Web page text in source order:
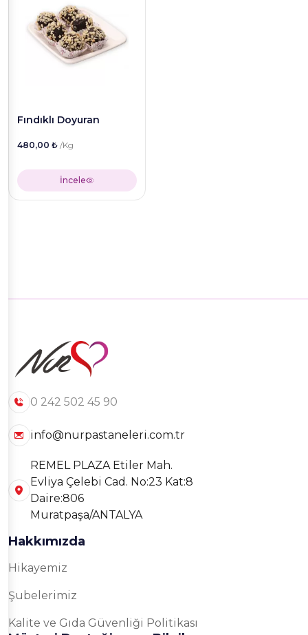
Fındıklı Doyuran
480,00 ₺ /Kg
İncele
0 242 502 45 90
info@nurpastaneleri.com.tr
REMEL PLAZA Etiler Mah.
Evliya Çelebi Cad. No:23 Kat:8
Daire:806
Muratpaşa/ANTALYA
Hakkımızda
Hikayemiz
Şubelerimiz
Kalite ve Gıda Güvenliği Politikası